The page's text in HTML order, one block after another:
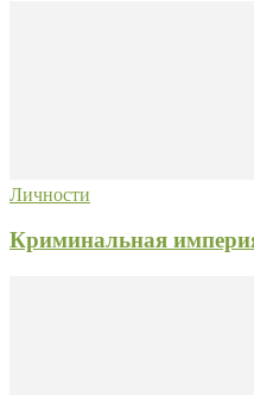
Личности
Криминальная